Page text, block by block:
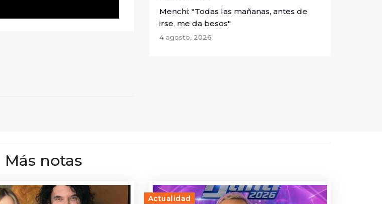
Menchi: "Todas las mañanas, antes de
irse, me da besos"
4 agosto, 2026
Más notas
Actualidad